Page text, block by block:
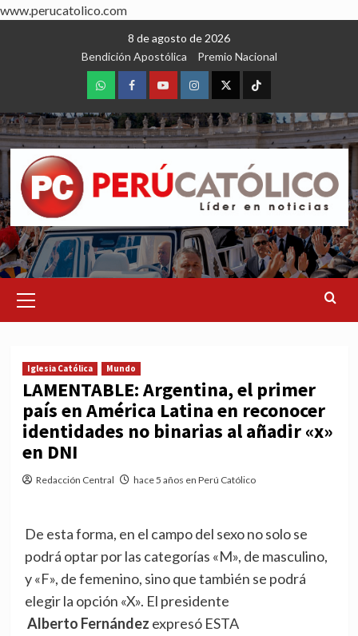
www.perucatolico.com
8 de agosto de 2026
Bendición Apostólica
Premio Nacional
WhatsAppFacebookYoutubeInstagram
X TikTok
Menu
Iglesia Católica Mundo
LAMENTABLE: Argentina, el primer
país en América Latina en reconocer
identidades no binarias al añadir «x»
en DNI
Redacción Central hace 5 años en Perú Católico
De esta forma, en el campo del sexo no solo se
podrá optar por las categorías «M», de masculino,
y «F», de femenino, sino que también se podrá
elegir la opción «X». El presidente
Alberto Fernández expresó ESTA